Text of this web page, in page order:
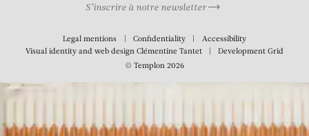
S’inscrire à notre newsletter
Legal mentions Confidentiality
Accessibility
Visual identity and web design Clémentine Tantet DevelopmentGrid
© Templon 2026